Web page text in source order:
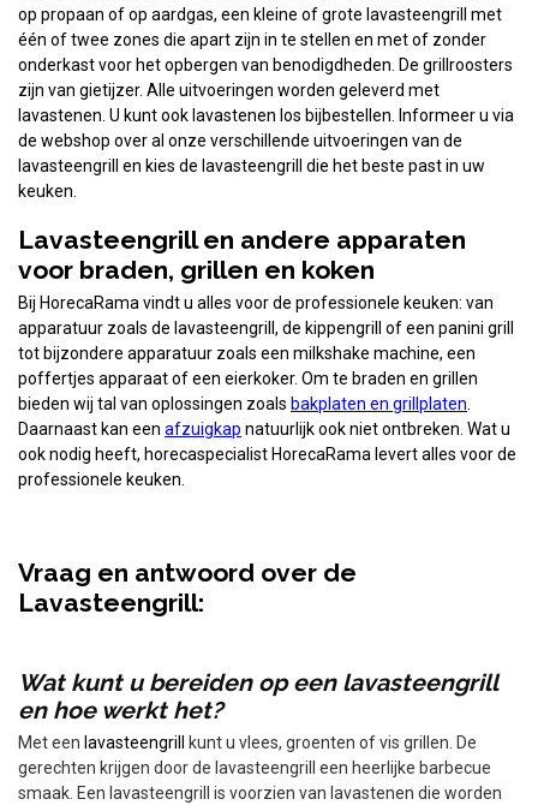
op propaan of op aardgas, een kleine of grote lavasteengrill met
één of twee zones die apart zijn in te stellen en met of zonder
onderkast voor het opbergen van benodigdheden. De grillroosters
zijn van gietijzer. Alle uitvoeringen worden geleverd met
lavastenen. U kunt ook lavastenen los bijbestellen. Informeer u via
de webshop over al onze verschillende uitvoeringen van de
lavasteengrill en kies de lavasteengrill die het beste past in uw
keuken.
Lavasteengrill en andere apparaten
voor braden, grillen en koken
Bij HorecaRama vindt u alles voor de professionele keuken: van
apparatuur zoals de lavasteengrill, de kippengrill of een panini grill
tot bijzondere apparatuur zoals een milkshake machine, een
poffertjes apparaat of een eierkoker. Om te braden en grillen
bieden wij tal van oplossingen zoals bakplaten en grillplaten
Daarnaast kan een afzuigkap natuurlijk ook niet ontbreken. Wat u
ook nodig heeft, horecaspecialist HorecaRama levert alles voor de
professionele keuken.
Vraag en antwoord over de
Lavasteengrill:
Wat kunt u bereiden op een lavasteengrill
en hoe werkt het?
Met een lavasteengrill
kunt u vlees, groenten of vis grillen. De
gerechten krijgen door de lavasteengrill een heerlijke barbecue
smaak. Een lavasteengrill is voorzien van lavastenen die worden